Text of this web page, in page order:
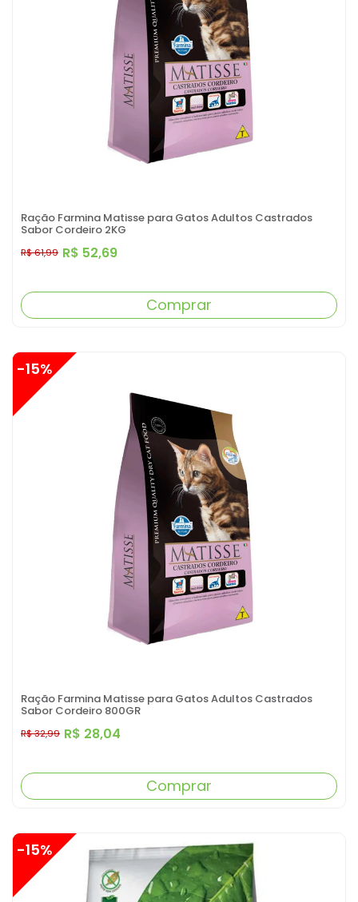
Ração Farmina Matisse para Gatos Adultos Castrados
Sabor Cordeiro 2KG
R$ 52,69
R$ 61,99
Comprar
Ração Farmina Matisse para Gatos Adultos Castrados
Sabor Cordeiro 800GR
R$ 28,04
R$ 32,99
-15%
Comprar
-15%